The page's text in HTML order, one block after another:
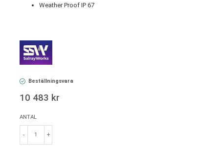
Weather Proof IP 67
Beställningsvara
10 483 kr
ANTAL
- +